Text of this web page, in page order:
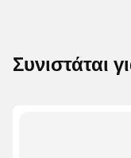
Συνιστάται